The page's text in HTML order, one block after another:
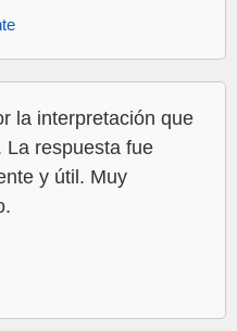
la interpretación que
La respuesta fue
y útil. Muy